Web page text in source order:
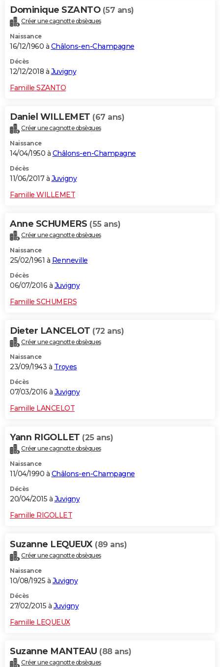
Dominique SZANTO (57 ans)
Créer une cagnotte obsèques
Naissance
16/12/1960 à Châlons-en-Champagne
Décès
12/12/2018 à Juvigny
Famille SZANTO
Daniel WILLEMET (67 ans)
Créer une cagnotte obsèques
Naissance
14/04/1950 à Châlons-en-Champagne
Décès
11/06/2017 à Juvigny
Famille WILLEMET
Anne SCHUMERS (55 ans)
Créer une cagnotte obsèques
Naissance
25/02/1961 à Renneville
Décès
06/07/2016 à Juvigny
Famille SCHUMERS
Dieter LANCELOT (72 ans)
Créer une cagnotte obsèques
Naissance
23/09/1943 à Troyes
Décès
07/03/2016 à Juvigny
Famille LANCELOT
Yann RIGOLLET (25 ans)
Créer une cagnotte obsèques
Naissance
11/04/1990 à Châlons-en-Champagne
Décès
20/04/2015 à Juvigny
Famille RIGOLLET
Suzanne LEQUEUX (89 ans)
Créer une cagnotte obsèques
Naissance
10/08/1925 à Juvigny
Décès
27/02/2015 à Juvigny
Famille LEQUEUX
Suzanne MANTEAU (88 ans)
Créer une cagnotte obsèques